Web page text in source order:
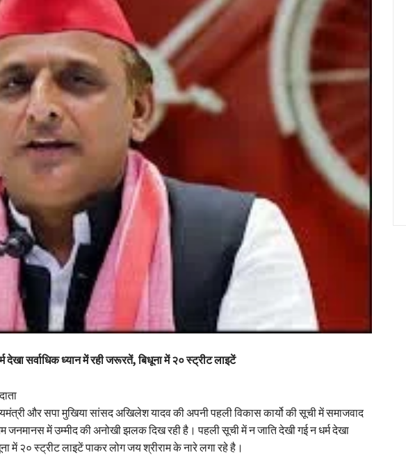
देखा सर्वाधिक ध्यान में रही जरूरतें, बिधूना में २० स्ट्रीट लाइटें
और सपा मुखिया सांसद अखिलेश यादव की अपनी पहली विकास कार्यो की सूची में समाजवाद
में उम्मीद की अनोखी झलक दिख रही है। पहली सूची में न जाति देखी गई न धर्म देखा
में २० स्ट्रीट लाइटें पाकर लोग जय श्रीराम के नारे लगा रहे है।